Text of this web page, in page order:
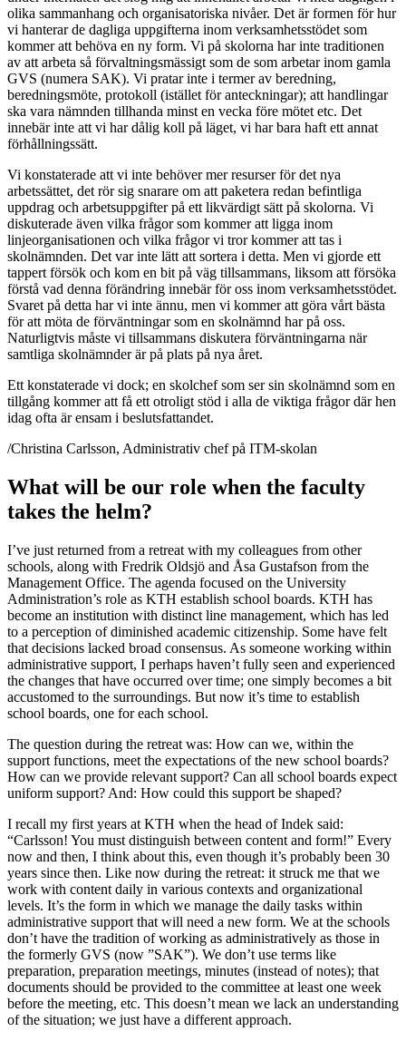
olika sammanhang och organisatoriska nivåer. Det är formen för hur
vi hanterar de dagliga uppgifterna inom verksamhetsstödet som
kommer att behöva en ny form. Vi på skolorna har inte traditionen
av att arbeta så förvaltningsmässigt som de som arbetar inom gamla
GVS (numera SAK). Vi pratar inte i termer av beredning,
beredningsmöte, protokoll (istället för anteckningar); att handlingar
ska vara nämnden tillhanda minst en vecka före mötet etc. Det
innebär inte att vi har dålig koll på läget, vi har bara haft ett annat
förhållningssätt.
Vi konstaterade att vi inte behöver mer resurser för det nya
arbetssättet, det rör sig snarare om att paketera redan befintliga
uppdrag och arbetsuppgifter på ett likvärdigt sätt på skolorna. Vi
diskuterade även vilka frågor som kommer att ligga inom
linjeorganisationen och vilka frågor vi tror kommer att tas i
skolnämnden. Det var inte lätt att sortera i detta. Men vi gjorde ett
tappert försök och kom en bit på väg tillsammans, liksom att försöka
förstå vad denna förändring innebär för oss inom verksamhetsstödet.
Svaret på detta har vi inte ännu, men vi kommer att göra vårt bästa
för att möta de förväntningar som en skolnämnd har på oss.
Naturligtvis måste vi tillsammans diskutera förväntningarna när
samtliga skolnämnder är på plats på nya året.
Ett konstaterade vi dock; en skolchef som ser sin skolnämnd som en
tillgång kommer att få ett otroligt stöd i alla de viktiga frågor där hen
idag ofta är ensam i beslutsfattandet.
/Christina Carlsson, Administrativ chef på ITM-skolan
What will be our role when the faculty
takes the helm?
I’ve just returned from a retreat with my colleagues from other
schools, along with Fredrik Oldsjö and Åsa Gustafson from the
Management Office. The agenda focused on the University
Administration’s role as KTH establish school boards. KTH has
become an institution with distinct line management, which has led
to a perception of diminished academic citizenship. Some have felt
that decisions lacked broad consensus. As someone working within
administrative support, I perhaps haven’t fully seen and experienced
the changes that have occurred over time; one simply becomes a bit
accustomed to the surroundings. But now it’s time to establish
school boards, one for each school.
The question during the retreat was: How can we, within the
support functions, meet the expectations of the new school boards?
How can we provide relevant support? Can all school boards expect
uniform support? And: How could this support be shaped?
I recall my first years at KTH when the head of Indek said:
“Carlsson! You must distinguish between content and form!” Every
now and then, I think about this, even though it’s probably been 30
years since then. Like now during the retreat: it struck me that we
work with content daily in various contexts and organizational
levels. It’s the form in which we manage the daily tasks within
administrative support that will need a new form. We at the schools
don’t have the tradition of working as administratively as those in
the formerly GVS (now ”SAK”). We don’t use terms like
preparation, preparation meetings, minutes (instead of notes); that
documents should be provided to the committee at least one week
before the meeting, etc. This doesn’t mean we lack an understanding
of the situation; we just have a different approach.